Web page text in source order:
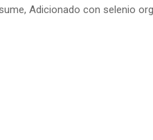
Adicionado con selenio